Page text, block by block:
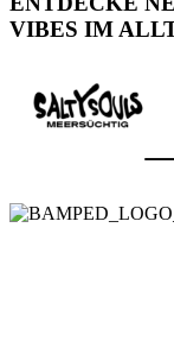
VIBES IM